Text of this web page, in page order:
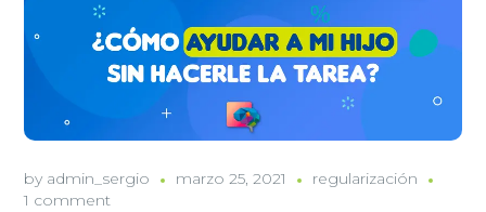
by admin_sergio marzo 25, 2021
regularización
1 comment